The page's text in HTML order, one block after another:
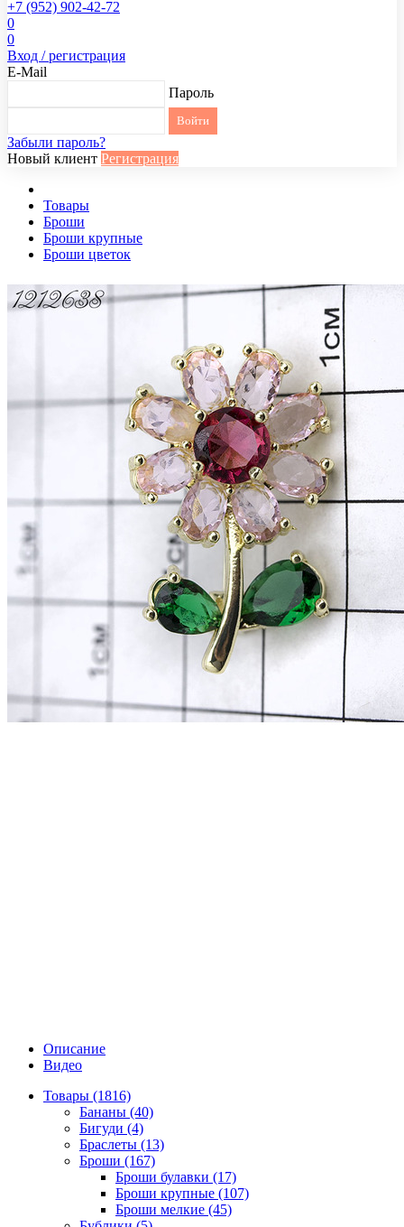
+7 (952) 902-42-72
0
0
Вход / регистрация
E-Mail
Пароль
Забыли пароль?
Новый клиент Регистрация
Товары
Броши
Броши крупные
Броши цветок
Описание
Видео
Товары (1816)
Бананы (40)
Бигуди (4)
Браслеты (13)
Броши (167)
Броши булавки (17)
Броши крупные (107)
Броши мелкие (45)